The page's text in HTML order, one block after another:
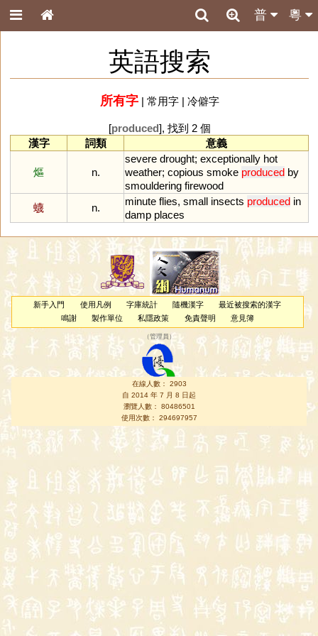
粵
普
英語搜索
所有字| 常用字| 冷僻字
[produced], 找到 2 個
漢字
詞類 意義
熰 n.
severe drought; exceptionally hot
weather; copious smoke produced by
smouldering firewood
蠛
n.
minute flies, small insects produced in
damp places
新手入門 使用凡例 字庫統計 隨機漢字
最近被搜索的漢字
鳴謝
製作單位 私隱政策 免責聲明 意見簿
（管理員 ）
在線人數： 2903
自 2014 年 7 月 8 日起
瀏覽人數： 80486501
使用次數： 294697957